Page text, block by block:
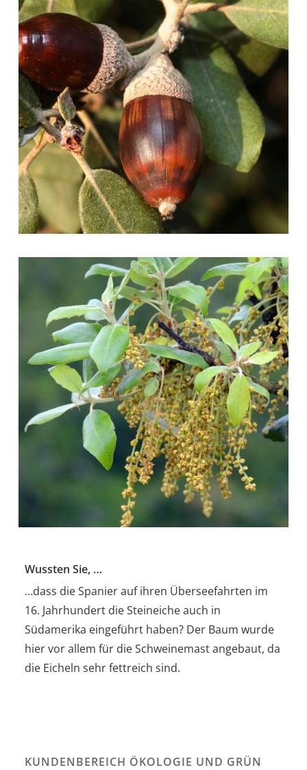
Wussten Sie, …
…dass die Spanier auf ihren Überseefahrten im
16. Jahrhundert die Steineiche auch in
Südamerika eingeführt haben? Der Baum wurde
hier vor allem für die Schweinemast angebaut, da
die Eicheln sehr fettreich sind.
KUNDENBEREICH ÖKOLOGIE UND GRÜN